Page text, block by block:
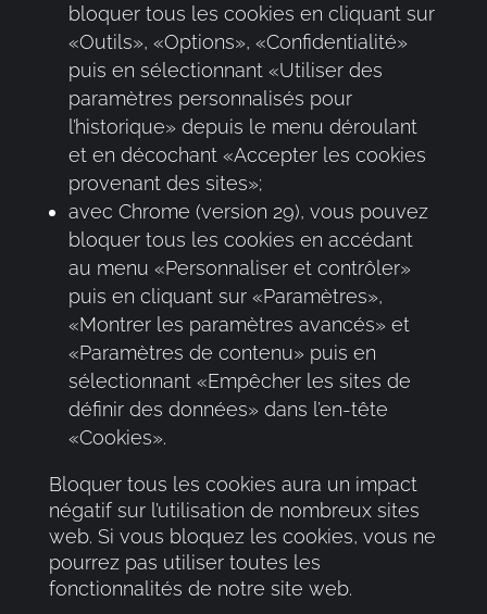
bloquer tous les cookies en cliquant sur
«Outils», «Options», «Confidentialité»
puis en sélectionnant «Utiliser des
paramètres personnalisés pour
l’historique» depuis le menu déroulant
et en décochant «Accepter les cookies
provenant des sites»;
avec Chrome (version 29), vous pouvez
bloquer tous les cookies en accédant
au menu «Personnaliser et contrôler»
puis en cliquant sur «Paramètres»,
«Montrer les paramètres avancés» et
«Paramètres de contenu» puis en
sélectionnant «Empêcher les sites de
définir des données» dans l’en-tête
«Cookies».
Bloquer tous les cookies aura un impact
négatif sur l’utilisation de nombreux sites
web. Si vous bloquez les cookies, vous ne
pourrez pas utiliser toutes les
fonctionnalités de notre site web.